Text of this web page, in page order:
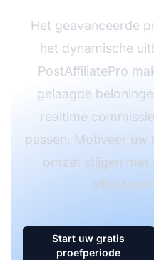
Het geavanceerde
het dynamische
PostAffiliatePro
gelaagde
realtime
passen. Motiveer uw
omzet stijgen met
Start uw gratis
proefperiode